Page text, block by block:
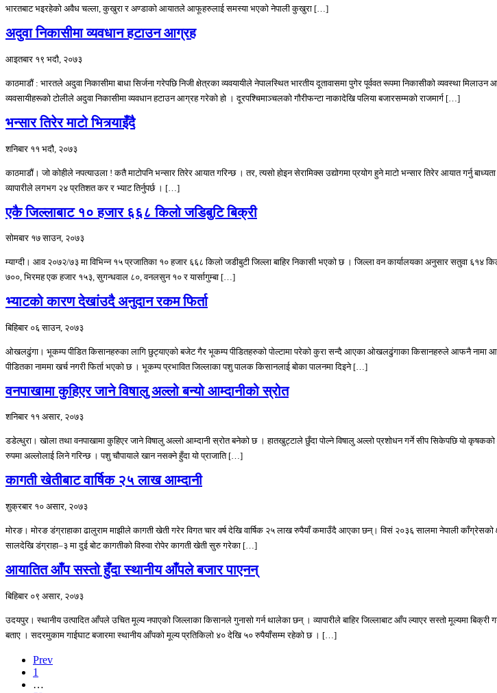
भारतबाट भइरहेको अवैध चल्ला, कुखुरा र अण्डाको आयातले आफूहरुलाई समस्या भएको नेपाली कुखुरा […]
अदुवा निकासीमा व्यवधान हटाउन आग्रह
आइतबार १९ भदौ, २०७३
काठमाडौं : भारतले अदुवा निकासीमा बाधा सिर्जना गरेपछि निजी क्षेत्रका व्यवयायीले नेपालस्थित भारतीय दूतावासमा पुगेर पूर्ववत रूपमा निकासीको व्यवस्था
व्यवसायीहरूको टोलीले अदुवा निकासीमा व्यवधान हटाउन आग्रह गरेको हो । दूरपश्चिमाञ्चलको गौरीफन्टा नाकादेखि पलिया बजारसम्मको राजमार्ग […]
भन्सार तिरेर माटो भित्र्याइँदै
शनिबार ११ भदौ, २०७३
काठमाडौं। जो कोहीले नपत्याउला ! कतै माटोपनि भन्सार तिरेर आयात गरिन्छ । तर, त्यसो होइन सेरामिक्स उद्योगमा प्रयोग हुने माटो भन्सार तिरेर आयात गर्नु
व्यापारीले लगभग २४ प्रतिशत कर र भ्याट तिर्नुपर्छ । […]
एकै जिल्लाबाट १० हजार ६६८ किलो जडिबुटि बिक्री
सोमबार १७ साउन, २०७३
म्याग्दी। आव २०७२/७३ मा विभिन्न १५ प्रजातिका १० हजार ६६८ किलो जडीबुटी जिल्ला बाहिर निकासी भएको छ । जिल्ला वन कार्यालयका अनुसार सतुवा
७००, भिरमह एक हजार १५३, सुगन्धवाल ८०, वनलसुन १० र यार्सागुम्बा […]
भ्याटको कारण देखांउदै अनुदान रकम फिर्ता
बिहिबार ०६ साउन, २०७३
ओखलढुंगा। भूकम्प पीडित किसानहरुका लागि छुट्याएको बजेट गैर भूकम्प पीडितहरुको पोल्टामा परेको कुरा सन्दै आएका ओखलढुंगाका किसानहरुले आफनै
पीडितका नाममा खर्च नगरी फिर्ता भएको छ । भूकम्प प्रभावित जिल्लाका पशु पालक किसानलाई बोका पालनमा दिइने […]
वनपाखामा कुहिएर जाने विषालु अल्लो बन्यो आम्दानीको स्रोत
शनिबार ११ असार, २०७३
डडेल्धुरा। खोला तथा वनपाखामा कुहिएर जाने विषालु अल्लो आम्दानी स्रोत बनेको छ । हातखुट्टाले छुँदा पोल्ने विषालु अल्लो प्रशोधन गर्ने सीप सिकेपछि यो
रुपमा अल्लोलाई लिने गरिन्छ । पशु चौपायाले खान नसक्ने हुँदा यो प्राजाति […]
कागती खेतीबाट वार्षिक २५ लाख आम्दानी
शुक्रबार १० असार, २०७३
मोरङ। मोरङ डंग्राहाका ढालुराम माझीले कागती खेती गरेर विगत चार वर्ष देखि वार्षिक २५ लाख रुपैयाँ कमाउँदै आएका छन्। विसं २०३६ सालमा नेपाली
सालदेखि डंग्राहा–३ मा दुई बोट कागतीको विरुवा रोपेर कागती खेती सुरु गरेका […]
आयातित आँप सस्तो हुँदा स्थानीय आँपले बजार पाएनन्
बिहिबार ०९ असार, २०७३
उदयपुर। स्थानीय उत्पादित आँपले उचित मूल्य नपाएको जिल्लाका किसानले गुनासो गर्न थालेका छन् । व्यापारीले बाहिर जिल्लाबाट आँप ल्याएर सस्तो मूल्यमा
बताए । सदरमुकाम गाईघाट बजारमा स्थानीय आँपको मूल्य प्रतिकिलो ४० देखि ५० रुपैयाँसम्म रहेको छ । […]
Prev
1
…